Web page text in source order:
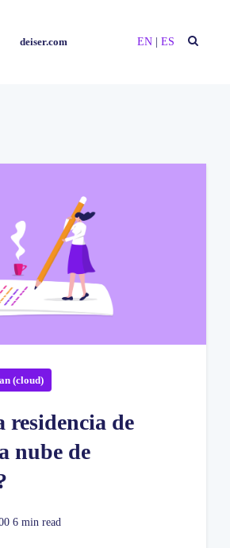
deiser.com EN| ES
deiser.com EN| ES
(cloud)
residencia de
nube de
6 min read